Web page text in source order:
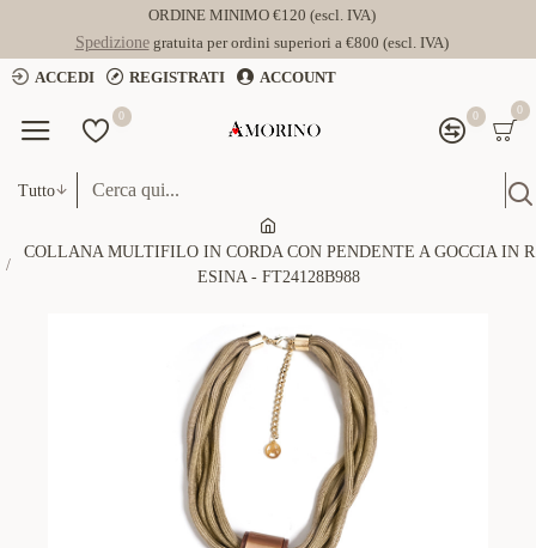
ORDINE MINIMO €120 (escl. IVA)
Spedizionegratuita per ordini superiori a €800 (escl. IVA)
ACCEDI
REGISTRATI ACCOUNT
0 0 0
Tutto
COLLANA MULTIFILO IN CORDA CON PENDENTE A GOCCIA IN R
ESINA - FT24128B988